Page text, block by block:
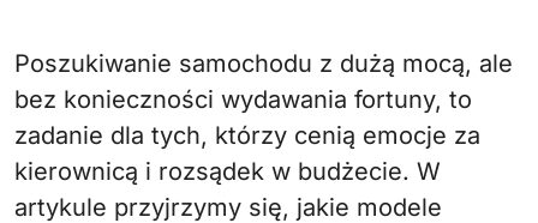
Poszukiwanie samochodu z dużą mocą, ale
bez konieczności wydawania fortuny, to
zadanie dla tych, którzy cenią emocje za
kierownicą i rozsądek w budżecie. W
artykule przyjrzymy się, jakie modele